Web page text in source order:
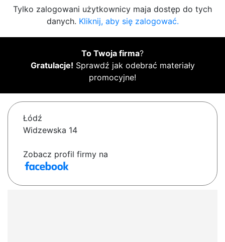
Tylko zalogowani użytkownicy maja dostęp do tych
danych. Kliknij, aby się zalogować.
To Twoja firma?
Gratulacje! Sprawdź jak odebrać materiały
promocyjne!
Łódź
Widzewska 14
Zobacz profil firmy na